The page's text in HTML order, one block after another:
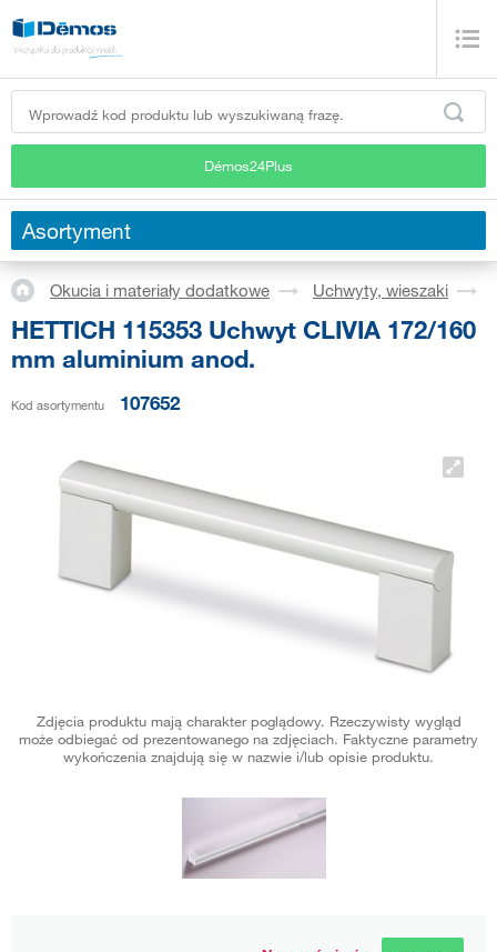
Démos24Plus
Asortyment
Okucia i materiały dodatkowe Uchwyty, wieszaki
HETTICH 115353 Uchwyt CLIVIA 172/160
mm aluminium anod.
Kod asortymentu 107652
Zdjęcia produktu mają charakter poglądowy. Rzeczywisty wygląd
może odbiegać od prezentowanego na zdjęciach. Faktyczne parametry
wykończenia znajdują się w nazwie i/lub opisie produktu.